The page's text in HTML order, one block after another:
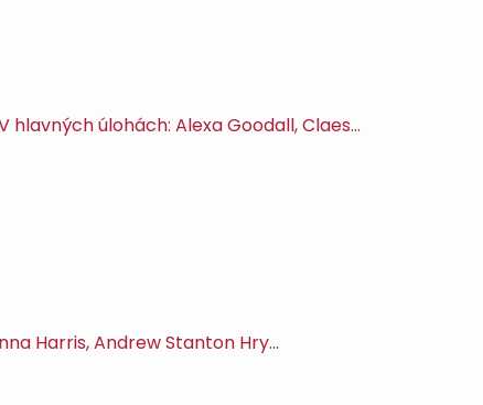
úlohách: Alexa Goodall, Claes…
Harris, Andrew Stanton Hry…